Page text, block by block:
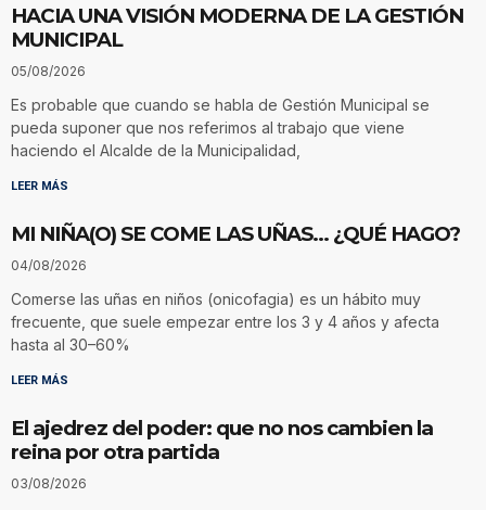
HACIA UNA VISIÓN MODERNA DE LA GESTIÓN
MUNICIPAL
05/08/2026
Es probable que cuando se habla de Gestión Municipal se
pueda suponer que nos referimos al trabajo que viene
haciendo el Alcalde de la Municipalidad,
LEER MÁS
MI NIÑA(O) SE COME LAS UÑAS… ¿QUÉ HAGO?
04/08/2026
Comerse las uñas en niños (onicofagia) es un hábito muy
frecuente, que suele empezar entre los 3 y 4 años y afecta
hasta al 30–60%
LEER MÁS
El ajedrez del poder: que no nos cambien la
reina por otra partida
03/08/2026